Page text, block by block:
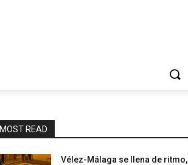
MOST READ
Vélez-Málaga se llena de ritmo,